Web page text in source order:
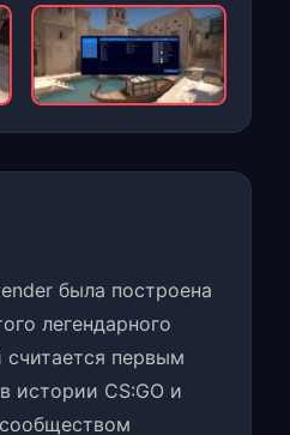
была построена
легендарного
первым
истории CS:GO и